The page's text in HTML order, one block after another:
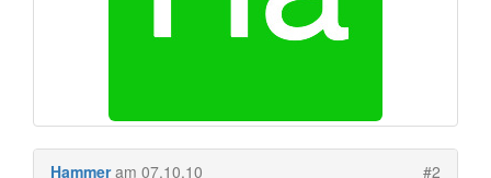
Hammer am 07.10.10 #2